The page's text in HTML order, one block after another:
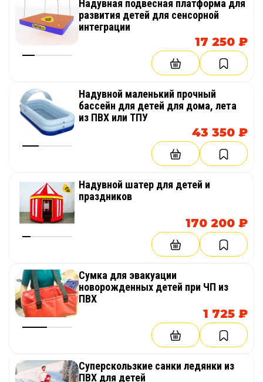
Надувная подвесная платформа для
развития детей для сенсорной
интеграции
17 250 ₽
Надувной маленький прочный
бассейн для детей для дома, лета
из ПВХ или ТПУ
43 350 ₽
Надувной шатер для детей и
праздников
170 200 ₽
Сумка для эвакуации
новорожденных детей при ЧП из
ПВХ
1 725 ₽
Суперскользкие санки ледянки из
ПВХ для детей